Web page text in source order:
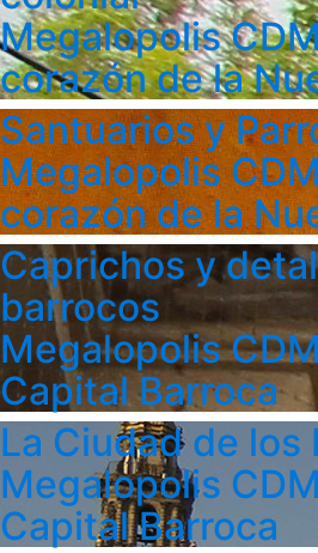
Megalopolis
corazón de la
Santuarios y
Megalopolis
corazón de la
Caprichos y
barrocos
Megalopolis
Capital Barroca
La Ciudad de los
Megalopolis
Capital Barroca